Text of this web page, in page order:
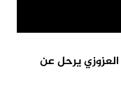
العزوزي يرحل عن